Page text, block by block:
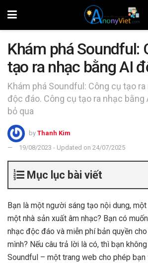
Khám phá Soundful:
tạo ra nhạc bằng AI
Khám phá Soundful: Công cụ tạo
độc đáo. Công cụ tạo ra nhạc bằng
bỏ qua
by Thanh Kim
19/08/2023 - Updated on 24/07/2025
Mục lục bài viết
Bạn là một người sáng tạo nội dung,
một nhà sản xuất âm nhạc? Bạn có
nhạc độc đáo và miễn phí bản quyền
mình? Nếu câu trả lời là có, thì bạn
Soundful – một trang web cho phép bạn